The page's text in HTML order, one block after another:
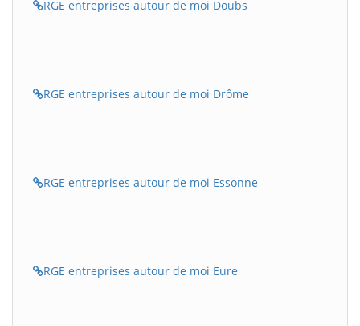
RGE entreprises autour de moi Doubs
RGE entreprises autour de moi Drôme
RGE entreprises autour de moi Essonne
RGE entreprises autour de moi Eure